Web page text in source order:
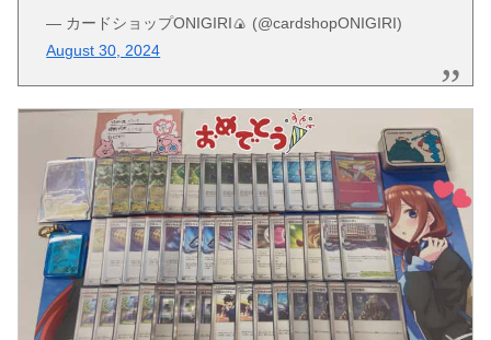
— カードショップONIGIRI🍙 (@cardshopONIGIRI)
August 30, 2024